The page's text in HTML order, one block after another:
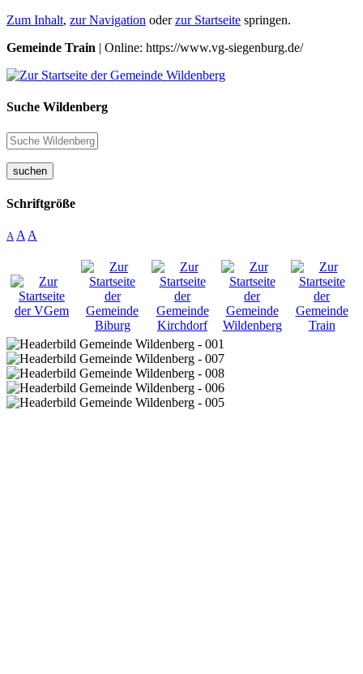
Zum Inhalt, zur Navigation oderzur Startseite springen.
Gemeinde Train | Online: https://www.vg-siegenburg.de/
Suche Wildenberg
suchen
Schriftgröße
A A A